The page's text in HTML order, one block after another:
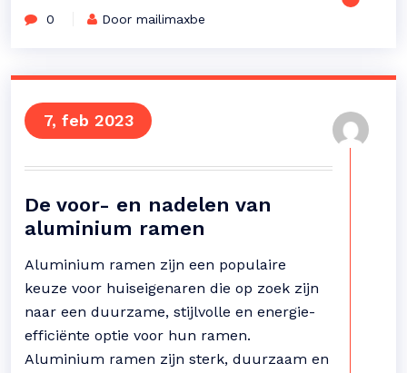
0 Door mailimaxbe
7, feb 2023
De voor- en nadelen van
aluminium ramen
Aluminium ramen zijn een populaire
keuze voor huiseigenaren die op zoek zijn
naar een duurzame, stijlvolle en energie-
efficiënte optie voor hun ramen.
Aluminium ramen zijn sterk, duurzaam en